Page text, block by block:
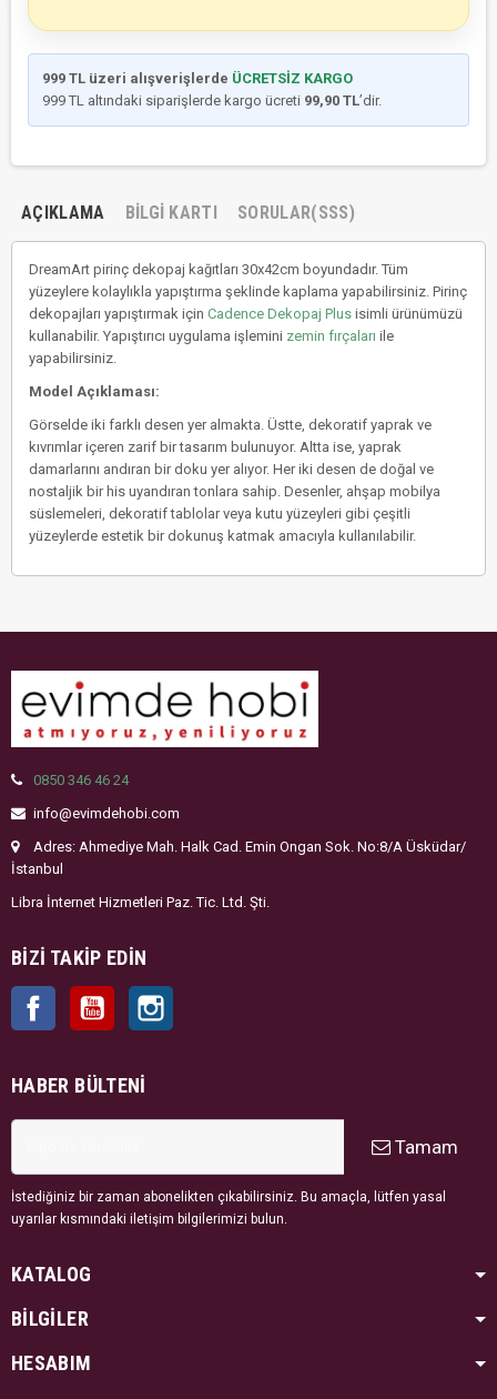
999 TL üzeri alışverişlerde ÜCRETSİZ KARGO
999 TL altındaki siparişlerde kargo ücreti 99,90 TL’dir.
AÇIKLAMA BILGI KARTI SORULAR(SSS)
DreamArt pirinç dekopaj kağıtları 30x42cm boyundadır. Tüm
yüzeylere kolaylıkla yapıştırma şeklinde kaplama yapabilirsiniz. Pirinç
dekopajları yapıştırmak için Cadence Dekopaj Plus isimli ürünümüzü
kullanabilir. Yapıştırıcı uygulama işlemini zemin fırçaları ile
yapabilirsiniz.
Model Açıklaması:
Görselde iki farklı desen yer almakta. Üstte, dekoratif yaprak ve
kıvrımlar içeren zarif bir tasarım bulunuyor. Altta ise, yaprak
damarlarını andıran bir doku yer alıyor. Her iki desen de doğal ve
nostaljik bir his uyandıran tonlara sahip. Desenler, ahşap mobilya
süslemeleri, dekoratif tablolar veya kutu yüzeyleri gibi çeşitli
yüzeylerde estetik bir dokunuş katmak amacıyla kullanılabilir.
0850 346 46 24
info@evimdehobi.com
Adres: Ahmediye Mah. Halk Cad. Emin Ongan Sok. No:8/A Üsküdar/
İstanbul
Libra İnternet Hizmetleri Paz. Tic. Ltd. Şti.
BIZI TAKIP EDIN
Facebook YouTube
HABER BÜLTENI
Tamam
İstediğiniz bir zaman abonelikten çıkabilirsiniz. Bu amaçla, lütfen yasal
uyarılar kısmındaki iletişim bilgilerimizi bulun.
KATALOG
BİLGİLER
HESABIM